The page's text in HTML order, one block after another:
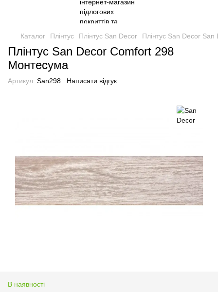
Каталог Плінтус Плінтус San Decor Плінтус San Decor San
Плінтус San Decor Comfort 298
Монтесума
Артикул: San298 Написати відгук
В наявності